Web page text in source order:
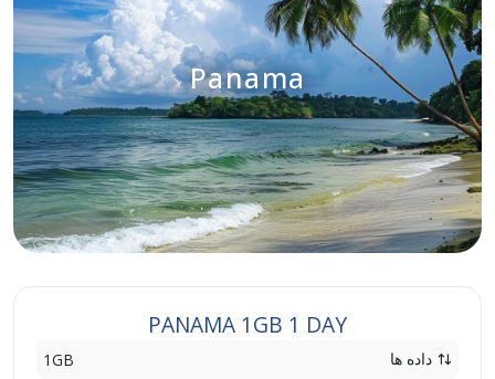
Panama
PANAMA 1GB 1 DAY
داده ها
1GB